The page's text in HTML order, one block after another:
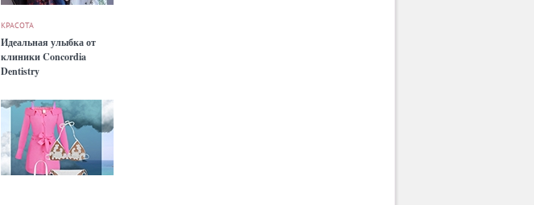
КРАСОТА
Идеальная улыбка от
клиники Concordia
Dentistry